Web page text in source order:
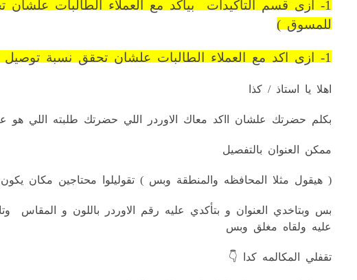
للمسوق )
1- ازى اكد مع العملاء الطالبات علشان تحقق نسبة توصيل اوردارت ناجحه
اهلا يا استاذ / كذا
بكلم حضرتك علشان ااكد معاك الاوردر اللي حضرتك طلبته اللي هو
ممكن العنوان بالتفصيل
( هيقول مثلا المحافظه والمنطقة وبس ) تقوليلوا محتاجين
بس وبتاخدي العنوان و بتأكدي عليه رقم الاوردر باللون و
عليه ولقاه مغلق وبس
تقفلي المكالمه كدا 👇